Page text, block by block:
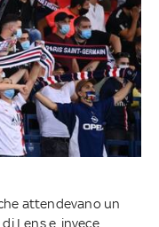
attendevano un
Lens e, invece,